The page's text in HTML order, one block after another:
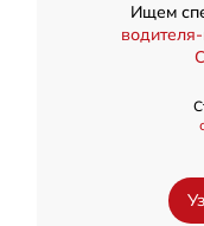
Ищем